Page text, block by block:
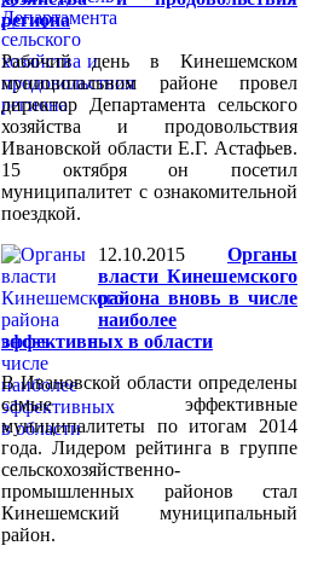
региона
Рабочий день в Кинешемском
муниципальном районе провел
директор Департамента сельского
хозяйства и продовольствия
Ивановской области Е.Г. Астафьев.
15 октября он посетил
муниципалитет с ознакомительной
поездкой.
12.10.2015
Органы
власти Кинешемского
района вновь в числе
наиболее
эффективных в области
В Ивановской области определены
самые эффективные
муниципалитеты по итогам 2014
года. Лидером рейтинга в группе
сельскохозяйственно-
промышленных районов стал
Кинешемский муниципальный
район.